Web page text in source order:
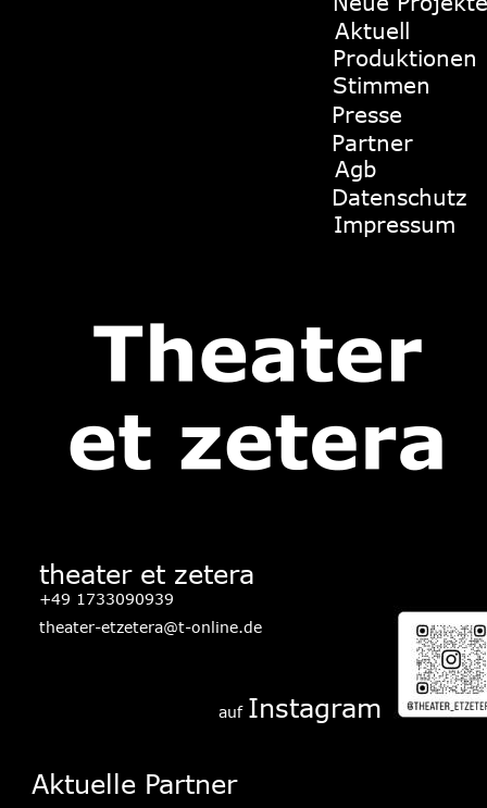
theater et zetera
+49 1733090939
Aktuelle Partner
auf Instagram
Aktuell
Stimmen
Partner
Agb
Produktionen
Datenschutz
Impressum
Presse
theater-etzetera@t-online.de